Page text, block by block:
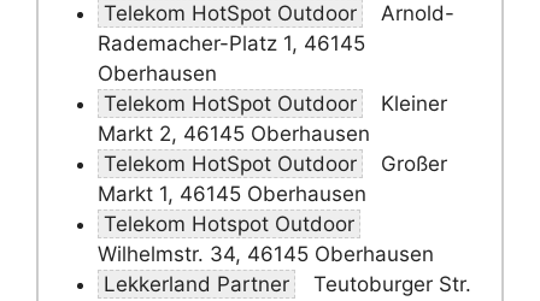
Telekom HotSpot Outdoor
Arnold-
Rademacher-Platz 1, 46145
Oberhausen
Telekom HotSpot Outdoor
Kleiner
Markt 2, 46145 Oberhausen
Telekom HotSpot Outdoor
Großer
Markt 1, 46145 Oberhausen
Telekom Hotspot Outdoor
Wilhelmstr. 34, 46145 Oberhausen
Lekkerland Partner
Teutoburger Str.